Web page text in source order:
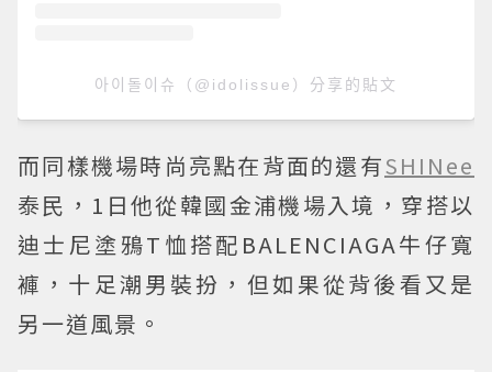
아이돌이슈（@idolissue）分享的貼文
而同樣機場時尚亮點在背面的還有SHINee
泰民，1日他從韓國金浦機場入境，穿搭以
迪士尼塗鴉T恤搭配BALENCIAGA牛仔寬
褲，十足潮男裝扮，但如果從背後看又是
另一道風景。